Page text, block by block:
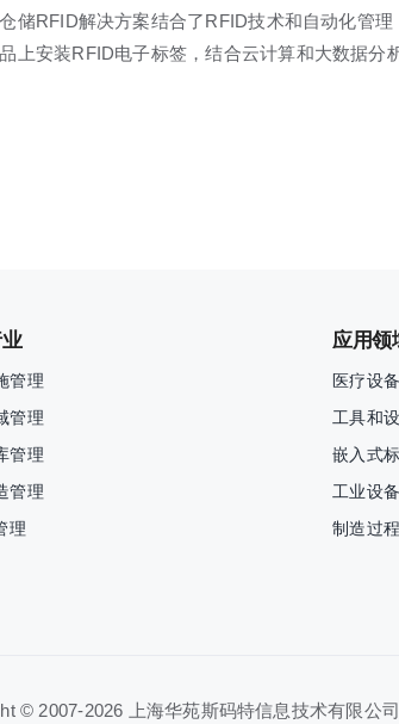
储RFID解决方案结合了RFID技术和自动化管
上安装RFID电子标签，结合云计算和大数据分
管理
管理
管理
管理
理
应用领
医疗设
工具和
嵌入式
工业设
制造过
© 2007-2026 上海华苑斯码特信息技术有限公